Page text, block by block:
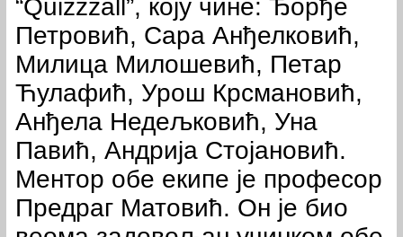
“Quizzzall”, коју чине: Ђорђе
Петровић, Сара Анђелковић,
Милица Милошевић, Петар
Ћулафић, Урош Крсмановић,
Анђела Недељковић, Уна
Павић, Андрија Стојановић.
Ментор обе екипе је професор
Предраг Матовић. Он је био